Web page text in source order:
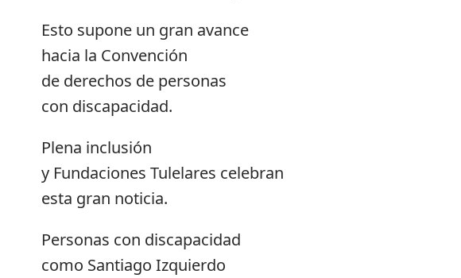
Esto supone un gran avance
hacia la Convención
de derechos de personas
con discapacidad.
Plena inclusión
y Fundaciones Tulelares celebran
esta gran noticia.
Personas con discapacidad
como Santiago Izquierdo